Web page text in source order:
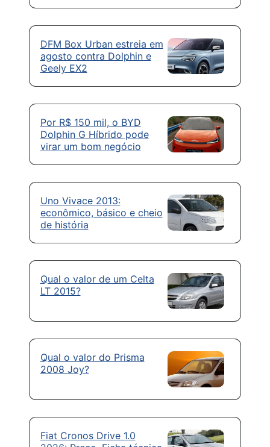
DFM Box Urban estreia em
agosto contra Dolphin e
Geely EX2
Por R$ 150 mil, o BYD
Dolphin G Híbrido pode
virar um bom negócio
Uno Vivace 2013:
econômico, básico e cheio
de história
Qual o valor de um Celta
LT 2015?
Qual o valor do Prisma
2008 Joy?
Fiat Cronos Drive 1.0